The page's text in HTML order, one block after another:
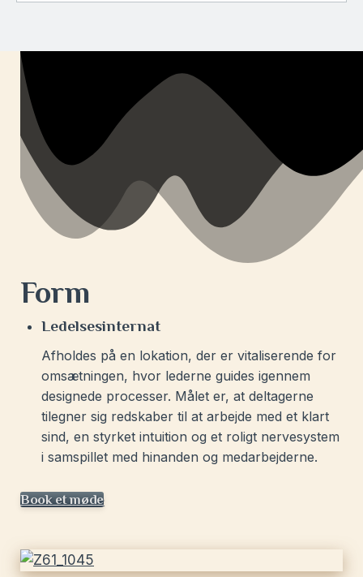
Form
Ledelsesinternat
Afholdes på en lokation, der er vitaliserende for
omsætningen, hvor lederne guides igennem
designede processer. Målet er, at deltagerne
tilegner sig redskaber til at arbejde med et klart
sind, en styrket intuition og et roligt nervesystem
i samspillet med hinanden og medarbejderne.
Book et møde